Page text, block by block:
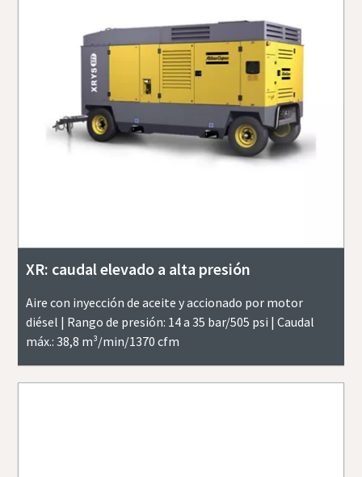
XR: caudal elevado a alta presión
Aire con inyección de aceite y accionado por motor
diésel | Rango de presión: 14 a 35 bar/505 psi | Caudal
máx.: 38,8 m³/min/1370 cfm